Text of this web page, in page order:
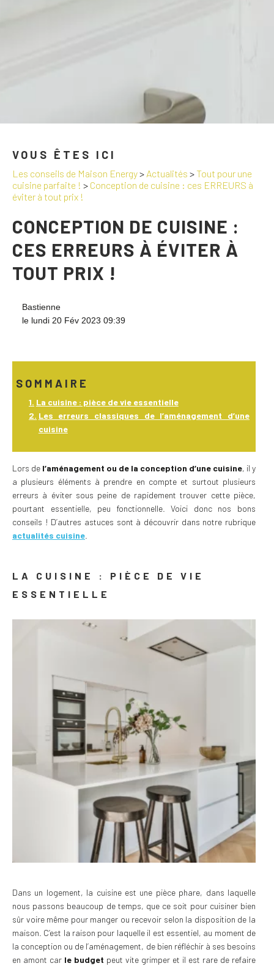
VOUS ÊTES ICI
Les conseils de Maison Energy> Actualités > Tout pour une
cuisine parfaite ! > Conception de cuisine : ces ERREURS à
éviter à tout prix !
CONCEPTION DE CUISINE :
CES ERREURS À ÉVITER À
TOUT PRIX !
Bastienne
le lundi 20 Fév 2023 09:39
SOMMAIRE
La cuisine : pièce de vie essentielle
Les erreurs classiques de l’aménagement d’une
cuisine
Lors de l’aménagement ou de la conception d’une cuisine, il y
a plusieurs éléments à prendre en compte et surtout plusieurs
erreurs à éviter sous peine de rapidement trouver cette pièce,
pourtant essentielle, peu fonctionnelle. Voici donc nos bons
conseils ! D’autres astuces sont à découvrir dans notre rubrique
actualités cuisine
LA CUISINE : PIÈCE DE VIE
ESSENTIELLE
Dans un logement, la cuisine est une pièce phare, dans laquelle
nous passons beaucoup de temps, que ce soit pour cuisiner bien
sûr voire même pour manger ou recevoir selon la disposition de la
maison. C’est la raison pour laquelle il est essentiel, au moment de
la conception ou de l’aménagement, de bien réfléchir à ses besoins
en amont car le budget peut vite grimper et il est rare de refaire